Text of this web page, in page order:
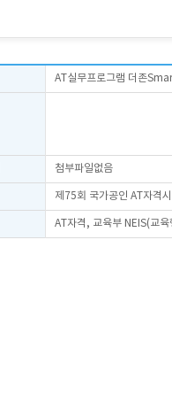
AT실무프로그램 더존
첨부파일없음
제75회 국가공인 AT자격
AT자격, 교육부 NEIS(교